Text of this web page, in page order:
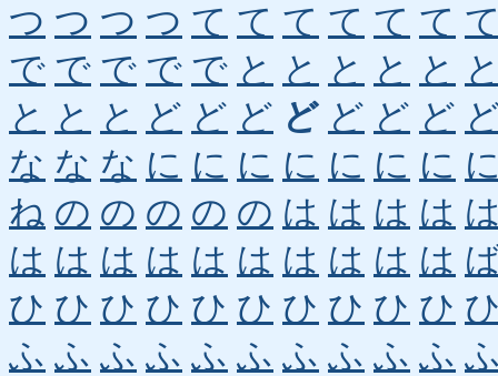
つ つ つ つ て て て て て て
で で で で で と と と と と
と と と ど ど ど ど ど ど ど
な な な に に に に に に に
ね の の の の の は は は は
は は は は は は は は は は
ひ ひ ひ ひ ひ ひ ひ ひ ひ ひ
ふ ふ ふ ふ ふ ふ ふ ふ ふ ふ